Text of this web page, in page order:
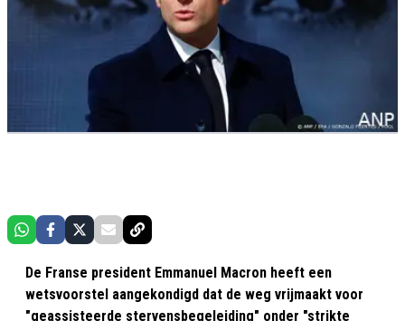
De Franse president Emmanuel Macron heeft een
wetsvoorstel aangekondigd dat de weg vrijmaakt voor
"geassisteerde stervensbegeleiding" onder "strikte